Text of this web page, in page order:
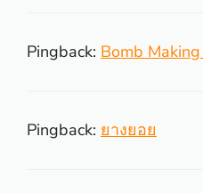
Pingback: Bomb
Pingback: ยางยอย